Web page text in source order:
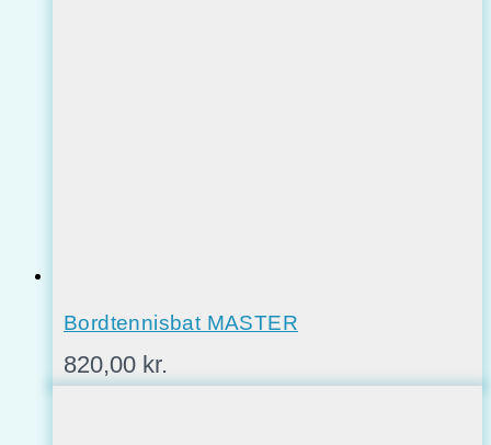
Bordtennisbat MASTER
820,00 kr.